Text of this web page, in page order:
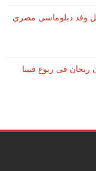
وفد دبلوماسى مصرى
فى ربوع فيينا